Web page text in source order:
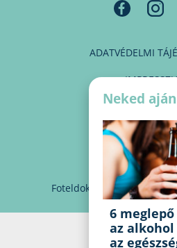
ADATVÉDELMI
Foteldoki
Neked
6
az
az